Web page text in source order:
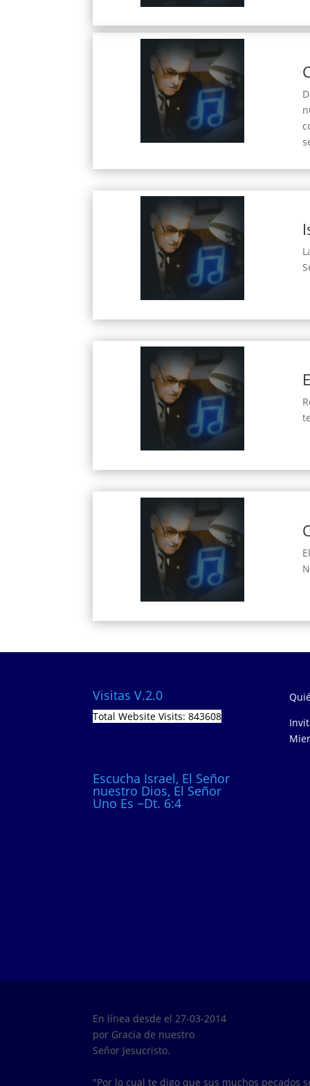
Visitas V.2.0
Total Website Visits: 843608
Escucha Israel, El Señor
nuestro Dios, El Señor
Uno Es ~Dt. 6:4
En línea desde el 27-03-2014
por Gracia de nuestro
Señor Jesucristo.
"Por lo cual te digo que sus muchos pecados